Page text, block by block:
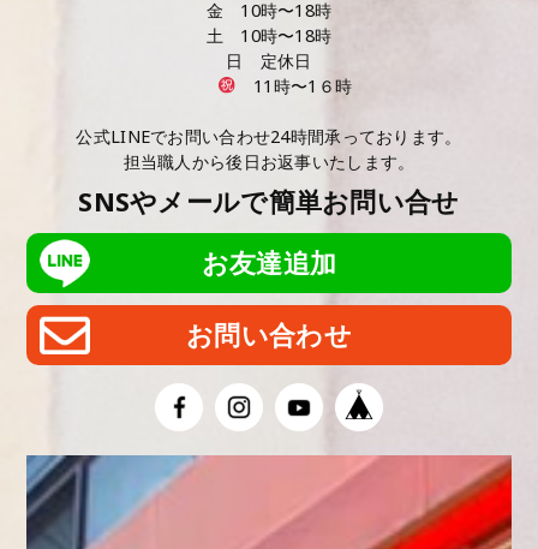
金 10時〜18時
土 10時〜18時
日 定休日
11時〜1６時
公式LINEでお問い合わせ24時間承っております。
担当職人から後日お返事いたします。
SNSやメールで簡単お問い合せ
お友達追加
お問い合わせ